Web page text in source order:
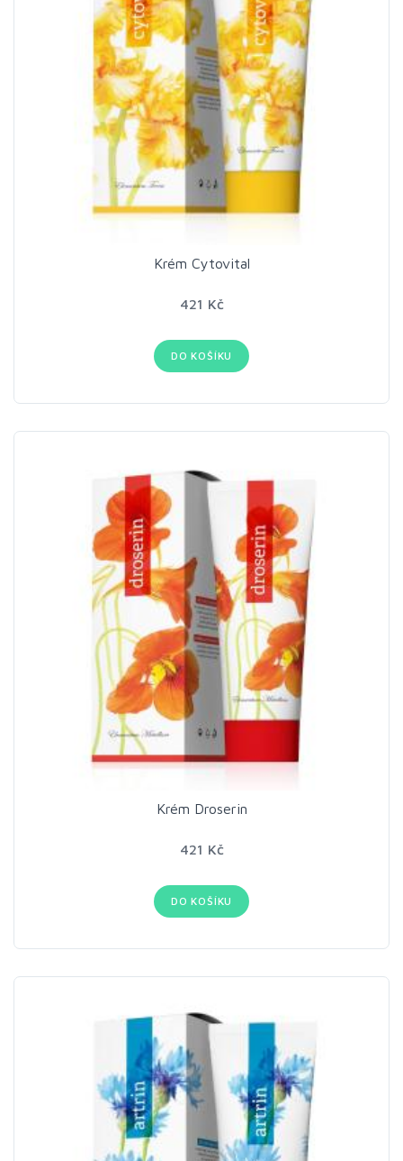
Krém Cytovital
421 Kč
DO KOŠÍKU
Krém Droserin
421 Kč
DO KOŠÍKU